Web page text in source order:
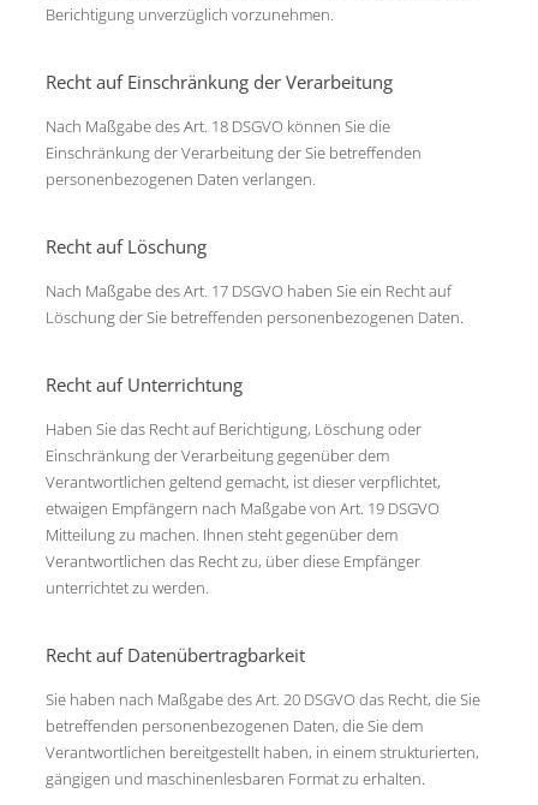
Berichtigung unverzüglich vorzunehmen.
Recht auf Einschränkung der Verarbeitung
Nach Maßgabe des Art. 18 DSGVO können Sie die
Einschränkung der Verarbeitung der Sie betreffenden
personenbezogenen Daten verlangen.
Recht auf Löschung
Nach Maßgabe des Art. 17 DSGVO haben Sie ein Recht auf
Löschung der Sie betreffenden personenbezogenen Daten.
Recht auf Unterrichtung
Haben Sie das Recht auf Berichtigung, Löschung oder
Einschränkung der Verarbeitung gegenüber dem
Verantwortlichen geltend gemacht, ist dieser verpflichtet,
etwaigen Empfängern nach Maßgabe von Art. 19 DSGVO
Mitteilung zu machen. Ihnen steht gegenüber dem
Verantwortlichen das Recht zu, über diese Empfänger
unterrichtet zu werden.
Recht auf Datenübertragbarkeit
Sie haben nach Maßgabe des Art. 20 DSGVO das Recht, die Sie
betreffenden personenbezogenen Daten, die Sie dem
Verantwortlichen bereitgestellt haben, in einem strukturierten,
gängigen und maschinenlesbaren Format zu erhalten.